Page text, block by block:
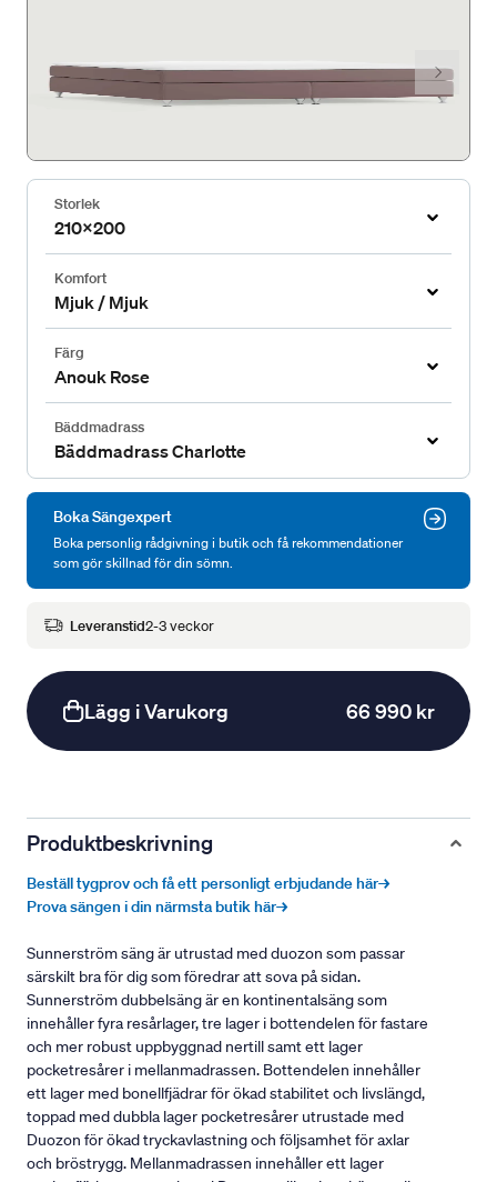
Storlek
210x200
Komfort
Mjuk / Mjuk
Färg
Anouk Rose
Bäddmadrass
Bäddmadrass Charlotte
Boka Sängexpert
Boka personlig rådgivning i butik och få rekommendationer
som gör skillnad för din sömn.
Leveranstid2-3 veckor
Lägg i Varukorg 66 990 kr
Produktbeskrivning
Beställ tygprov och få ett personligt erbjudande här→
Prova sängen i din närmsta butik här→
Sunnerström säng är utrustad med duozon som passar
särskilt bra för dig som föredrar att sova på sidan.
Sunnerström dubbelsäng är en kontinentalsäng som
innehåller fyra resårlager, tre lager i bottendelen för fastare
och mer robust uppbyggnad nertill samt ett lager
pocketresårer i mellanmadrassen. Bottendelen innehåller
ett lager med bonellfjädrar för ökad stabilitet och livslängd,
toppad med dubbla lager pocketresårer utrustade med
Duozon för ökad tryckavlastning och följsamhet för axlar
och bröstrygg. Mellanmadrassen innehåller ett lager